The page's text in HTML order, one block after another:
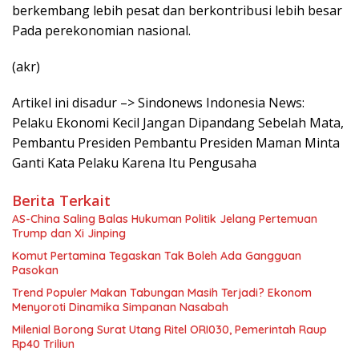
berkembang lebih pesat dan berkontribusi lebih besar
Pada perekonomian nasional.
(akr)
Artikel ini disadur –> Sindonews Indonesia News:
Pelaku Ekonomi Kecil Jangan Dipandang Sebelah Mata,
Pembantu Presiden Pembantu Presiden Maman Minta
Ganti Kata Pelaku Karena Itu Pengusaha
Berita Terkait
AS-China Saling Balas Hukuman Politik Jelang Pertemuan
Trump dan Xi Jinping
Komut Pertamina Tegaskan Tak Boleh Ada Gangguan
Pasokan
Trend Populer Makan Tabungan Masih Terjadi? Ekonom
Menyoroti Dinamika Simpanan Nasabah
Milenial Borong Surat Utang Ritel ORI030, Pemerintah Raup
Rp40 Triliun